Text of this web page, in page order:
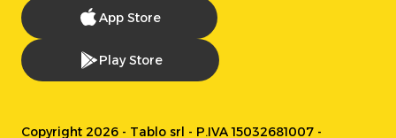
App Store
Play Store
Copyright 2026 - Tablo srl - P.IVA 15032681007 -